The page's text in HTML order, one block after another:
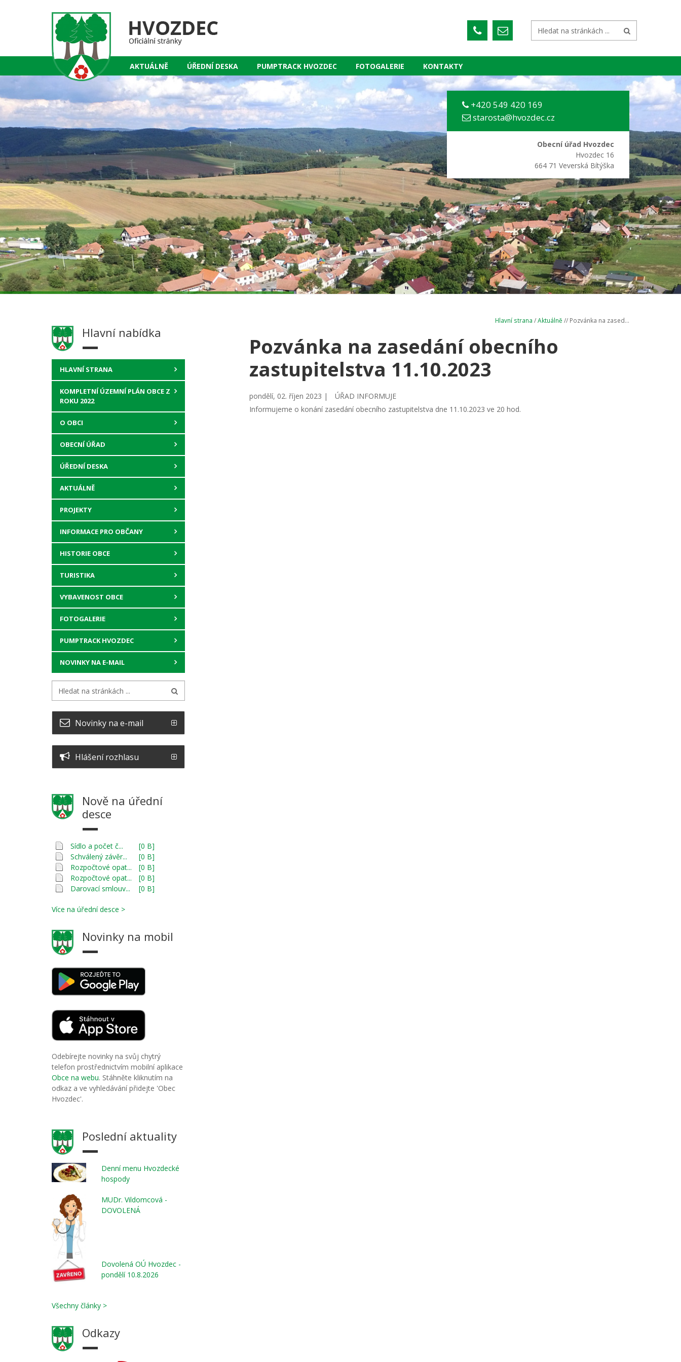
AKTUÁLNĚ ÚŘEDNÍ DESKA PUMPTRACK HVOZDEC FOTOGALERIE KONTAKTY
+420 549 420 169
starosta@hvozdec.cz
Obecní úřad Hvozdec
Hvozdec 16
664 71 Veverská Bítýška
Hlavní nabídka
HLAVNÍ STRANA
KOMPLETNÍ ÚZEMNÍ PLÁN OBCE Z
ROKU 2022
O OBCI
OBECNÍ ÚŘAD
ÚŘEDNÍ DESKA
AKTUÁLNĚ
PROJEKTY
INFORMACE PRO OBČANY
HISTORIE OBCE
TURISTIKA
VYBAVENOST OBCE
FOTOGALERIE
PUMPTRACK HVOZDEC
NOVINKY NA E-MAIL
Novinky na e-mail
Hlášení rozhlasu
Nově na úřední
desce
Sídlo a počet č...
[0 B]
Schválený závěr...
[0 B]
Rozpočtové opat...
[0 B]
Rozpočtové opat...
[0 B]
Darovací smlouv...
[0 B]
Více na úřední desce >
Novinky na mobil
Odebírejte novinky na svůj chytrý
telefon prostřednictvím mobilní aplikace
Obce na webu. Stáhněte kliknutím na
odkaz a ve vyhledávání přidejte 'Obec
Hvozdec'.
Poslední aktuality
Denní menu Hvozdecké
hospody
MUDr. Vildomcová -
DOVOLENÁ
Dovolená OÚ Hvozdec -
pondělí 10.8.2026
Všechny články >
Odkazy
Hlavní strana /Aktuálně // Pozvánka na zased...
Pozvánka na zasedání obecního
zastupitelstva 11.10.2023
pondělí, 02. říjen 2023 |
ÚŘAD INFORMUJE
Informujeme o konání zasedání obecního zastupitelstva dne 11.10.2023 ve 20 hod.